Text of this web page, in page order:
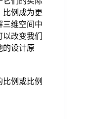
比例成为更
三维空间中
改变我们
的设计原
例或比例